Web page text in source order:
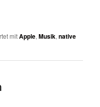
mitApple,Musik,native